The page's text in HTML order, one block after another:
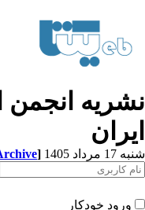
انجمن
مرداد 1405 [Archive]
ورود خودکار